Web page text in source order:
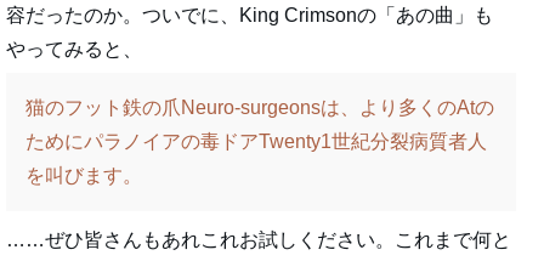
容だったのか。ついでに、King Crimsonの「あの曲」も
やってみると、
猫のフット鉄の爪Neuro-surgeonsは、より多くのAtの
ためにパラノイアの毒ドアTwenty1世紀分裂病質者人
を叫びます。
……ぜひ皆さんもあれこれお試しください。これまで何と